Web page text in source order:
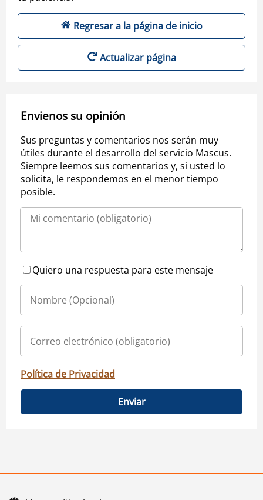
Regresar a la página de inicio
Actualizar página
Envienos su opinión
Sus preguntas y comentarios nos serán muy
útiles durante el desarrollo del servicio Mascus.
Siempre leemos sus comentarios y, si usted lo
solicita, le respondemos en el menor tiempo
posible.
Quiero una respuesta para este mensaje
Política de Privacidad
Enviar